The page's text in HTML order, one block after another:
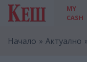
MY
CASH
Начало Актуално